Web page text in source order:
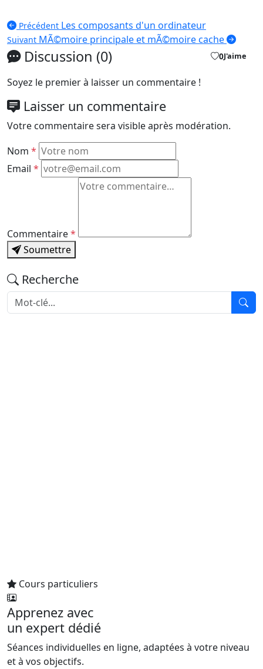
Précédent Les composants d'un ordinateur
Suivant MÃ©moire principale et mÃ©moire cache
Discussion (0) 0J'aime
Soyez le premier à laisser un commentaire !
Laisser un commentaire
Votre commentaire sera visible après modération.
Nom *
Email *
Commentaire*
Soumettre
Recherche
Cours particuliers
Apprenez avec
un expert dédié
Séances individuelles en ligne, adaptées à votre niveau
et à vos objectifs.